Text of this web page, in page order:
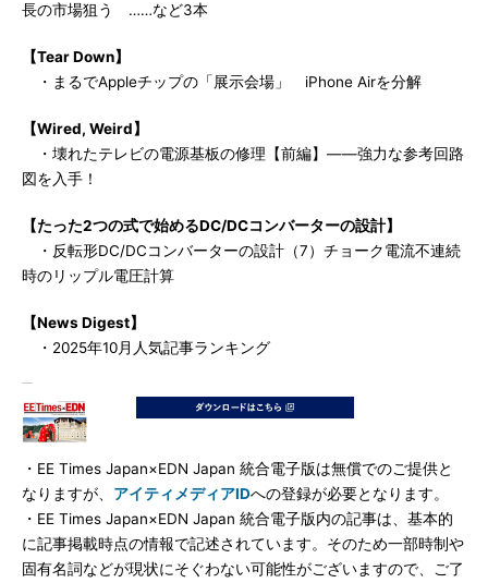
長の市場狙う ……など3本
【Tear Down】
・まるでAppleチップの「展示会場」 iPhone Airを分解
【Wired, Weird】
・壊れたテレビの電源基板の修理【前編】――強力な参考回路
図を入手！
【たった2つの式で始めるDC/DCコンバーターの設計】
・反転形DC/DCコンバーターの設計（7）チョーク電流不連続
時のリップル電圧計算
【News Digest】
・2025年10月人気記事ランキング
・EE Times Japan×EDN Japan 統合電子版は無償でのご提供と
なりますが、 アイティメディアIDへの登録が必要となります。
・EE Times Japan×EDN Japan 統合電子版内の記事は、基本的
に記事掲載時点の情報で記述されています。そのため一部時制や
固有名詞などが現状にそぐわない可能性がございますので、ご了